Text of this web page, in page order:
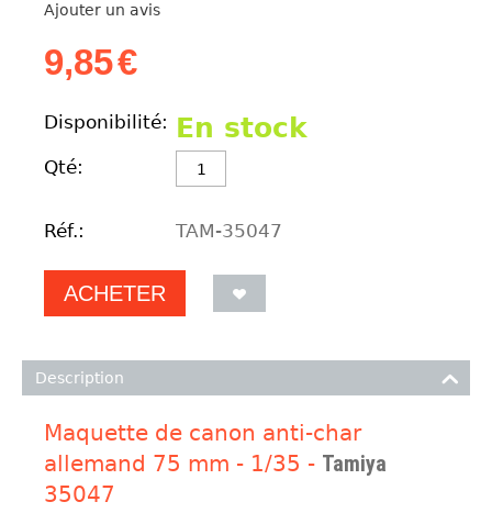
Ajouter un avis
9,85€
Disponibilité: En stock
Qté:
Réf.: TAM-35047
ACHETER
Description
Maquette de canon anti-char
allemand 75 mm - 1/35 - Tamiya
35047